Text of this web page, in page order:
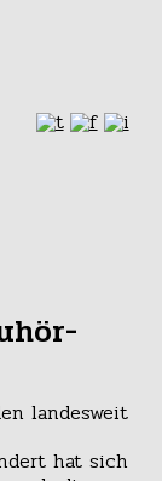
landesweit
hat sich